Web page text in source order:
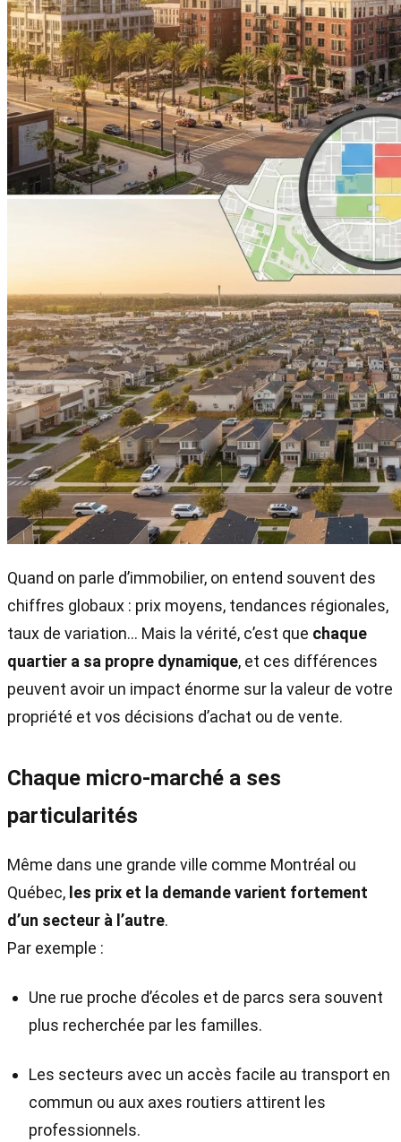
Quand on parle d’immobilier, on entend souvent des
chiffres globaux : prix moyens, tendances régionales,
taux de variation… Mais la vérité, c’est que chaque
quartier a sa propre dynamique, et ces différences
peuvent avoir un impact énorme sur la valeur de votre
propriété et vos décisions d’achat ou de vente.
Chaque micro-marché a ses
particularités
Même dans une grande ville comme Montréal ou
Québec, les prix et la demande varient fortement
d’un secteur à l’autre.
Par exemple :
Une rue proche d’écoles et de parcs sera souvent
plus recherchée par les familles.
Les secteurs avec un accès facile au transport en
commun ou aux axes routiers attirent les
professionnels.